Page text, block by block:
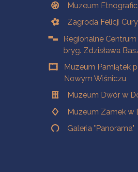
Muzeum
Zagroda Felicji
Regionalne
bryg. Zdzisława
Muzeum Pamiątek
Nowym Wiśniczu
Muzeum Dwór w
Muzeum Zamek w
Galeria "Panorama"